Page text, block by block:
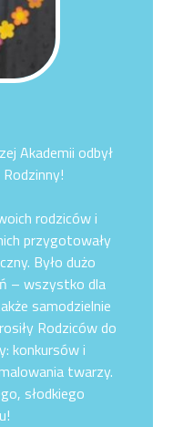
Akademii odbył
rodziców i
przygotowały
Było dużo
– wszystko dla
samodzielnie
Rodziców do
konkursów i
twarzy.
słodkiego